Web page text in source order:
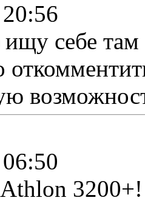
ищу себе
3200+!